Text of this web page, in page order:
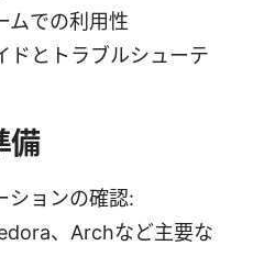
ムでの利用性
ドとトラブルシューテ
備
ションの確認:
、Archなど主要な